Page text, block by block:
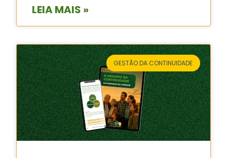
LEIA MAIS »
GESTÃO DA CONTINUIDADE